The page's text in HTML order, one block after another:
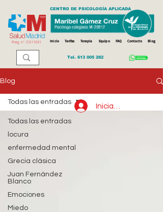
Reg. nº CS11031
CENTRO DE PSICOLOGÍA APLICADA
Inicio Tarifas Terapia Equipo FAQ Contacto Blog
Tel. 613 005 282
Blog
Todas las entradas
locura
enfermedad mental
Grecia clásica
Juan Fernández
Blanco
Emociones
Miedo
Todas las entradas
Iniciar sesión